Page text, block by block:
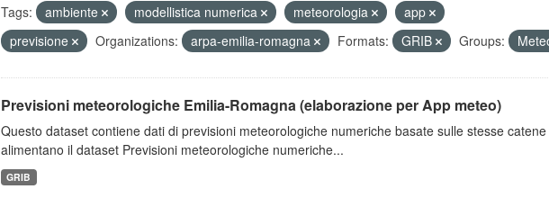
Tags: ambiente modellistica numerica meteorologia
app
previsione
Organizations: arpa-emilia-romagna Formats: GRIB Groups:
Previsioni meteorologiche Emilia-Romagna (elaborazione per App meteo)
Questo dataset contiene dati di previsioni meteorologiche numeriche basate sulle stesse
alimentano il dataset Previsioni meteorologiche numeriche...
GRIB